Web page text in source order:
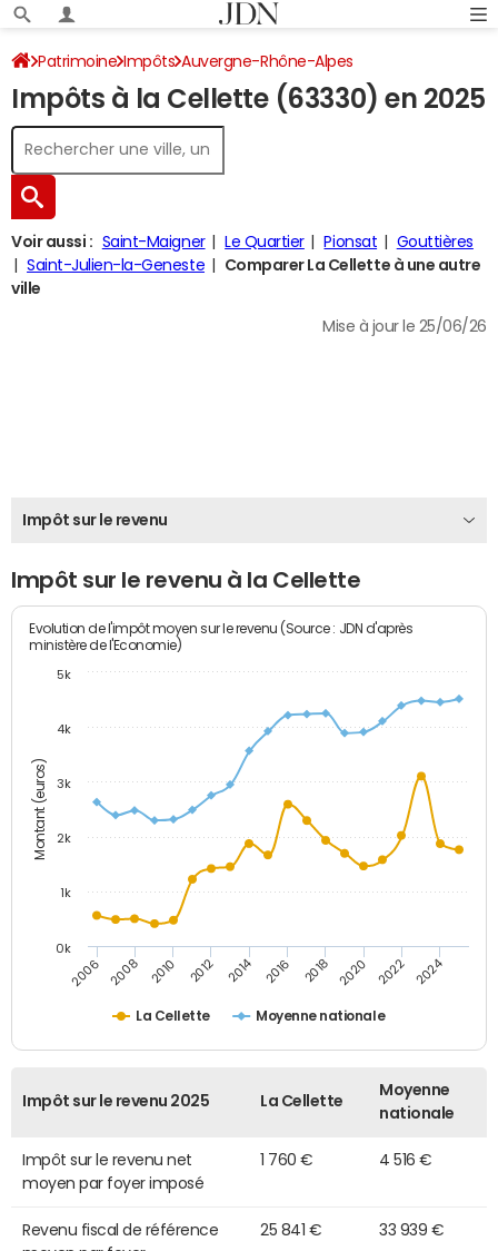
Patrimoine Impôts Auvergne-Rhône-Alpes
Puy-de-Dôme La Cellette Impôt sur le revenu
Impôts à la Cellette (63330) en 2025
Voir aussi : Saint-Maigner Le Quartier Pionsat
Gouttières
Saint-Julien-la-Geneste
Comparer La Cellette à une autre
ville
Mise à jour le 25/06/26
Impôt sur le revenu
Impôt sur le revenu à la Cellette
Montant (euros)
Evolution de l'impôt moyen sur le revenu (Source : JDN d'après
ministère de l'Economie)
La Cellette Moyenne nationale
2006 2008 2010 2012 2014 2016 2018 2020 2022 2024
0k
1k
2k
3k
4k
5k
Impôt sur le revenu 2025 La Cellette
Moyenne
nationale
Impôt sur le revenu net
moyen par foyer imposé
1 760 € 4 516 €
Revenu fiscal de référence
25 841 € 33 939 €